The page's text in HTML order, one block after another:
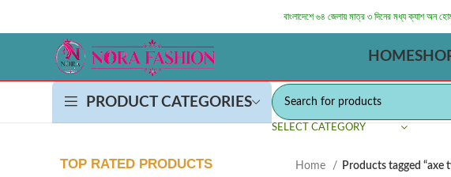
বাংলাদেশে ৬৪ জেলায় মাত্র ৩ দিনের মধ্য ক্যাশ অন
HOME
PRODUCT CATEGORIES
SELECT CATEGORY
TOP RATED PRODUCTS Home Products tagged “axe